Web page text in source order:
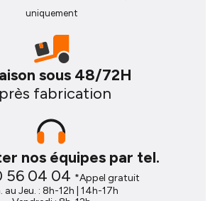
sans modification du
et propre: le marchepied se
les points prévus par Opel et
arrière fixe de ferrure d'attelage
OPEL Movano III L4H2.
pensée pour
Hauteur
uniquement
sous 48/72H
fabrication
nos équipes par tel.
56 04 04 *Appel gratuit
au Jeu. : 8h-12h | 14h-17h